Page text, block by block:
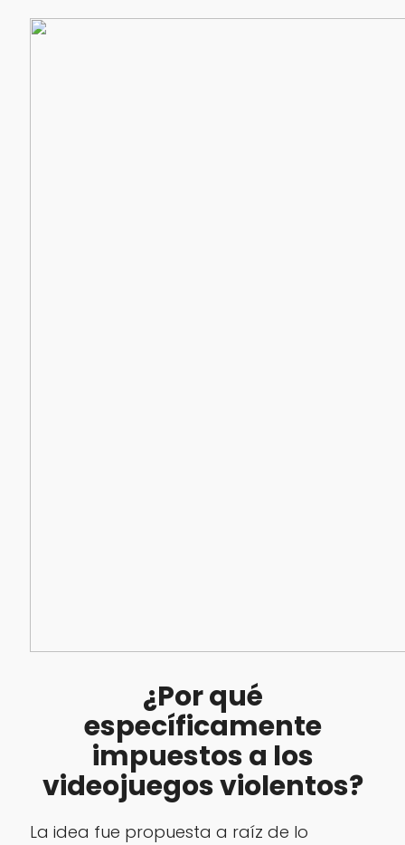
¿Por qué
específicamente
impuestos a los
videojuegos violentos?
La idea fue propuesta a raíz de lo